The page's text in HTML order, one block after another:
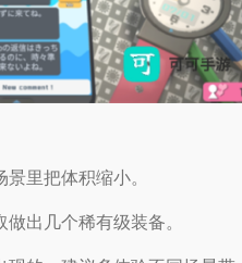
里把体积缩小。
出几个稀有级装备。